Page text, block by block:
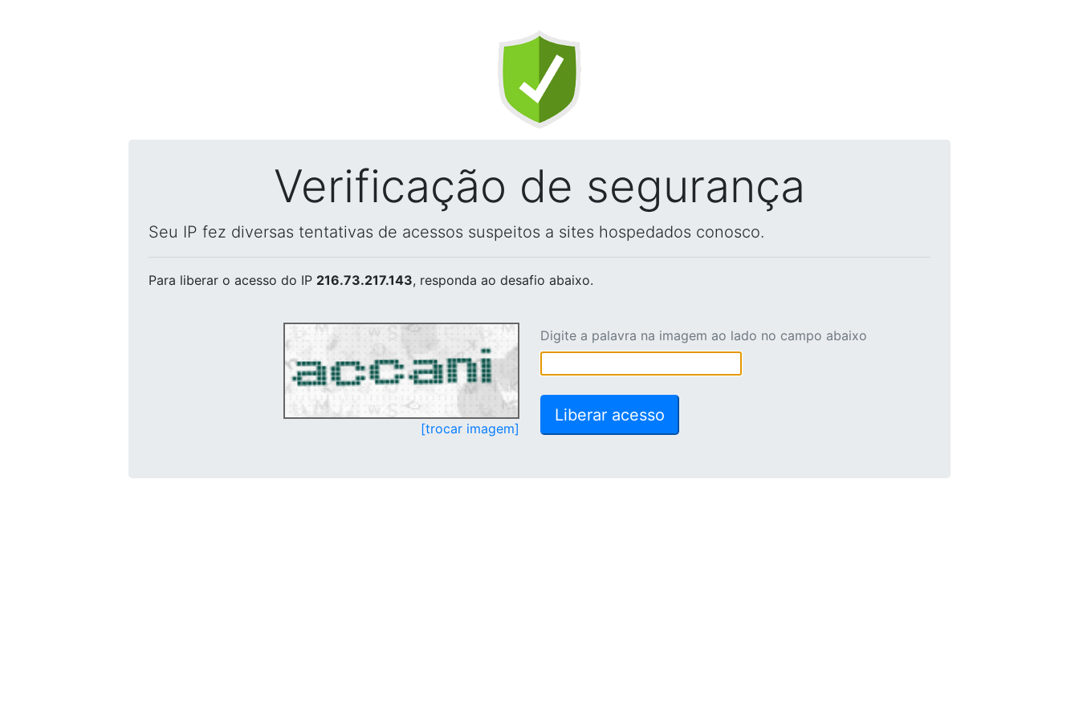
Verificação de segurança
Seu IP fez diversas tentativas de acessos suspeitos a sites hospedados conosco.
Para liberar o acesso do IP 216.73.217.143, responda ao desafio abaixo.
[trocar imagem]
Digite a palavra na imagem ao lado no campo abaixo